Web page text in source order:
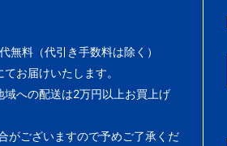
無料（代引き手数料は除く）
お届けいたします。
への配送は2万円以上お買上げ
がございますので予めご了承くだ